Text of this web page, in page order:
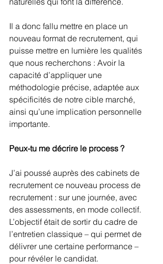
Il a donc fallu mettre en place un
nouveau format de recrutement, qui
puisse mettre en lumière les qualités
que nous recherchons : Avoir la
capacité d’appliquer une
méthodologie précise, adaptée aux
spécificités de notre cible marché,
ainsi qu’une implication personnelle
importante.
Peux-tu me décrire le process ?
J’ai poussé auprès des cabinets de
recrutement ce nouveau process de
recrutement : sur une journée, avec
des assessments, en mode collectif.
L’objectif était de sortir du cadre de
l’entretien classique – qui permet de
délivrer une certaine performance –
pour révéler le candidat.